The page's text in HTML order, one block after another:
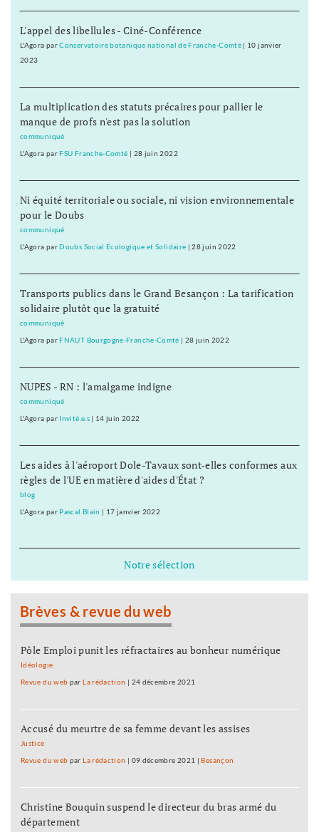
L'appel des libellules - Ciné-Conférence
L'Agora parConservatoire botanique national de Franche-Comté| 10 janvier
2023
La multiplication des statuts précaires pour pallier le
manque de profs n'est pas la solution
communiqué
L'Agora par FSU Franche-Comté 28 juin 2022
Ni équité territoriale ou sociale, ni vision environnementale
pour le Doubs
communiqué
L'Agora par Doubs Social Ecologique et Solidaire |28 juin 2022
Transports publics dans le Grand Besançon : La tarification
solidaire plutôt que la gratuité
communiqué
L'Agora par FNAUT Bourgogne-Franche-Comté 28 juin 2022
NUPES - RN : l'amalgame indigne
communiqué
L'Agora par Invité.e.s| 14 juin 2022
Les aides à l'aéroport Dole-Tavaux sont-elles conformes aux
règles de l'UE en matière d'aides d'État ?
blog
L'Agora par Pascal Blain 17 janvier 2022
Notre sélection
Brèves & revue du web
Pôle Emploi punit les réfractaires au bonheur numérique
Idéologie
Revue du web par La rédaction 24 décembre 2021
Accusé du meurtre de sa femme devant les assises
Justice
Revue du web par La rédaction 09 décembre 2021 Besançon
Christine Bouquin suspend le directeur du bras armé du
département